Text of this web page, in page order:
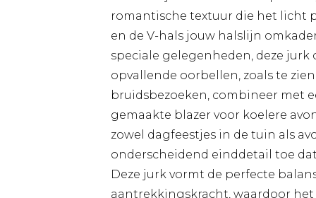
romantische textuur die het licht
en de V-hals jouw halslijn
speciale gelegenheden, deze
opvallende oorbellen, zoals te
bruidsbezoeken, combineer met
gemaakte blazer voor koelere
zowel dagfeestjes in de tuin als
onderscheidend einddetail toe
Deze jurk vormt de perfecte
aantrekkingskracht, waardoor het